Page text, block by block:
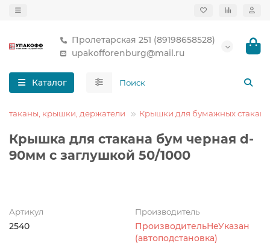
Пролетарская 251 (89198658528)
upakofforenburg@mail.ru
Каталог
крышки, держатели Крышки для бумажных
Крышка для стакана бум черная d-
90мм с заглушкой 50/1000
Артикул
2540
Производитель
ПроизводительНеУказан
(автоподстановка)